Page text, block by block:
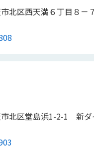
北区西天満６丁目８
市北区堂島浜1-2-1 新ダ